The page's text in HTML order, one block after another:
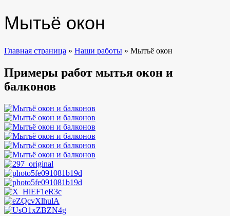
Мытьё окон
Главная страница » Наши работы » Мытьё окон
Примеры работ мытья окон и
балконов